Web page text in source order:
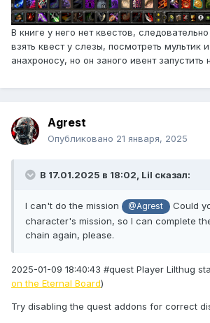
В книге у него нет квестов,
взять квест у слезы, посмотреть мультик
анахроносу, но он заного ивент
Agrest
Опубликовано 21 января, 2025
В 17.01.2025 в 18:02, Lil сказал:
I can't do the mission @Agrest
Could
character's mission, so I can complete
chain again, please.
2025-01-09 18:40:43 #quest Player Lilthug
on the Eternal Board)
Try disabling the quest addons for correct